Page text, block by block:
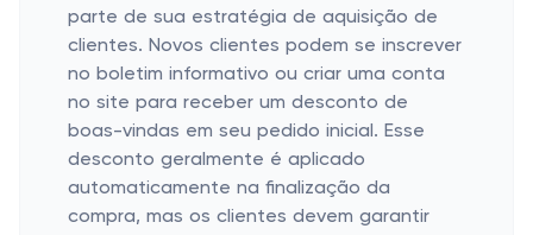
parte de sua estratégia de aquisição de
clientes. Novos clientes podem se inscrever
no boletim informativo ou criar uma conta
no site para receber um desconto de
boas-vindas em seu pedido inicial. Esse
desconto geralmente é aplicado
automaticamente na finalização da
compra, mas os clientes devem garantir